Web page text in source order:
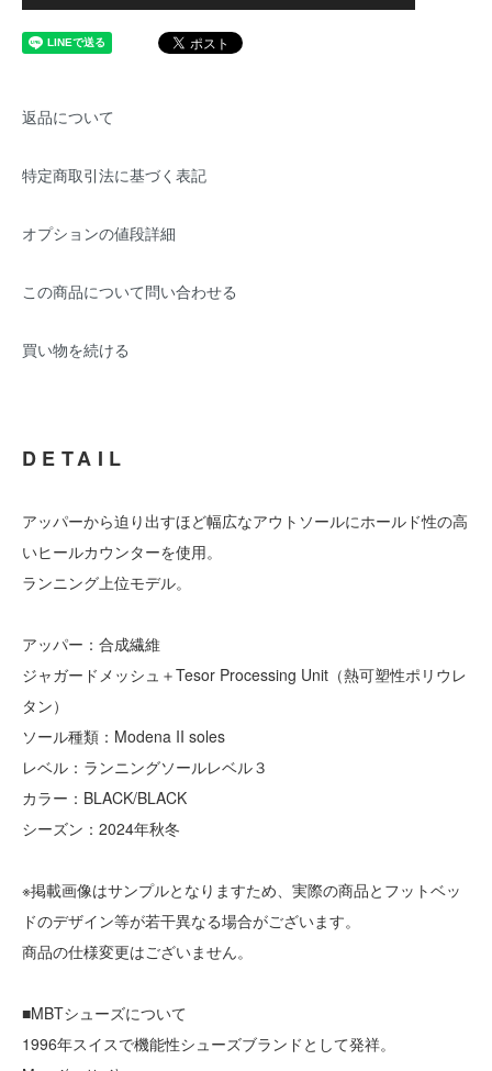
返品について
特定商取引法に基づく表記
オプションの値段詳細
この商品について問い合わせる
買い物を続ける
DETAIL
アッパーから迫り出すほど幅広なアウトソールにホールド性の高
いヒールカウンターを使用。
ランニング上位モデル。
アッパー：合成繊維
ジャガードメッシュ＋Tesor Processing Unit（熱可塑性ポリウレ
タン）
ソール種類：Modena II soles
レベル：ランニングソールレベル３
カラー：BLACK/BLACK
シーズン：2024年秋冬
※掲載画像はサンプルとなりますため、実際の商品とフットベッ
ドのデザイン等が若干異なる場合がございます。
商品の仕様変更はございません。
■MBTシューズについて
1996年スイスで機能性シューズブランドとして発祥。